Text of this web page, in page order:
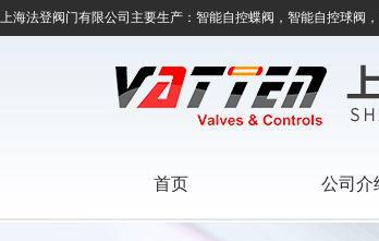
上海法登阀门有限公司主要生产：智能自控蝶阀，智能自控球阀
首页 公司介